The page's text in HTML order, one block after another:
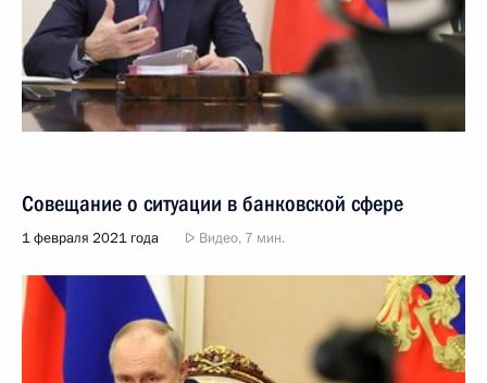
Совещание о ситуации в банковской сфере
1 февраля 2021 года Видео, 7 мин.